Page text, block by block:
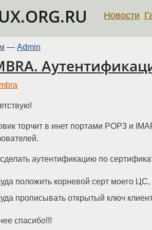
Новости
— Admin
торчит в инет портами POP3 и
аутентификацию по
положить корневой серт моего
прописывать открытый ключ
спасибо!!!